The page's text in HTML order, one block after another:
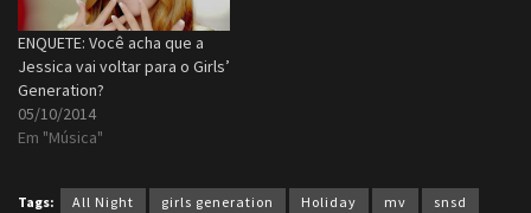
ENQUETE: Você acha que a
Jessica vai voltar para o Girls’
Generation?
05/10/2014
Em "Música"
Tags: All Night girls generation Holiday mv snsd